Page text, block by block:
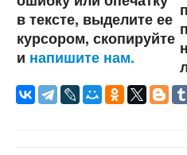
в тексте, выделите ее
курсором, скопируйте
и напишите нам.